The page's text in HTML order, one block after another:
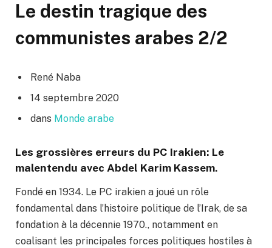
Le destin tragique des
communistes arabes 2/2
René Naba
14 septembre 2020
dans Monde arabe
Les grossières erreurs du PC Irakien: Le
malentendu avec Abdel Karim Kassem.
Fondé en 1934. Le PC irakien a joué un rôle
fondamental dans l’histoire politique de l’Irak, de sa
fondation à la décennie 1970., notamment en
coalisant les principales forces politiques hostiles à